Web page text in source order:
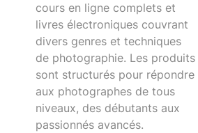
cours en ligne complets et
livres électroniques couvrant
divers genres et techniques
de photographie. Les produits
sont structurés pour répondre
aux photographes de tous
niveaux, des débutants aux
passionnés avancés.